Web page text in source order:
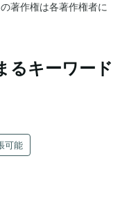
著作権は各著作権者に
るキーワード
可能